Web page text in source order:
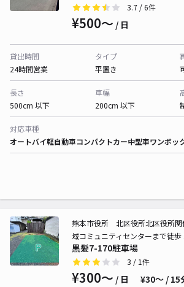
3.7 / 6件
¥500〜 / 日
貸出時間
24時間営業
タイプ
平置き
長さ
500cm 以下
車幅
200cm 以下
対応車種
オートバイ軽自動車コンパクトカー中型車ワンボッ
黒髪7-170駐車場
熊本市役所 北区役所北区役所関
域コミュニティセンターまで徒歩
3 / 1件
¥300〜 / 日 ¥30〜 / 15